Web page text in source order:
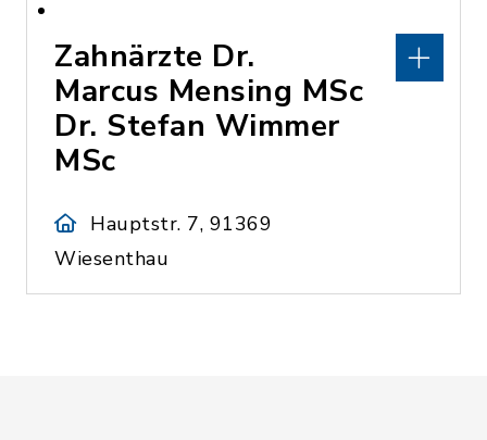
Zahnärzte Dr.
Marcus Mensing MSc
Dr. Stefan Wimmer
MSc
Hauptstr. 7, 91369
Wiesenthau